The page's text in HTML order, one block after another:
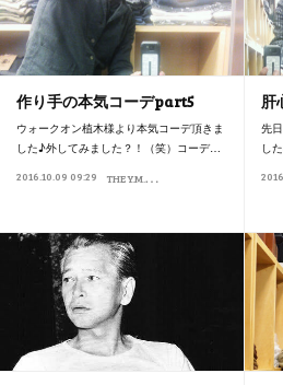
作り手の本気コーデpart5
ウォークオン植木様より本気コーデ頂きま
した♪外してみました？！（笑）コーデ…
2016.10.09 09:29
T
HE Y.M.WALK ON 作り手の本気コ
肝
先
し